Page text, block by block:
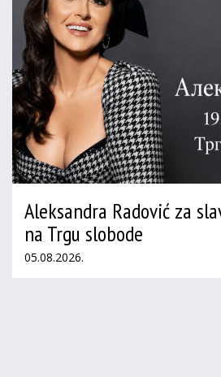
Aleksandra Radović za
na Trgu slobode
05.08.2026.